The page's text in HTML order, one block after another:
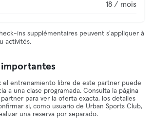
18 / mois
ins supplémentaires peuvent s'appliquer à
activités.
importantes
el entrenamiento libre de este partner puede
a una clase programada. Consulta la página
para ver la oferta exacta, los detalles
si, como usuario de Urban Sports Club,
una reserva por separado.